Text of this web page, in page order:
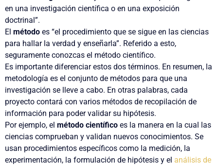
en una investigación científica o en una exposición
doctrinal”.
El método es “el procedimiento que se sigue en las ciencias
para hallar la verdad y enseñarla”. Referido a esto,
seguramente conozcas el método científico.
Es importante diferenciar estos dos términos. En resumen, la
metodología es el conjunto de métodos para que una
investigación se lleve a cabo. En otras palabras, cada
proyecto contará con varios métodos de recopilación de
información para poder validar su hipótesis.
Por ejemplo, el método científico es la manera en la cual las
ciencias comprueban y validan nuevos conocimientos. Se
usan procedimientos específicos como la medición, la
experimentación, la formulación de hipótesis y el análisis de